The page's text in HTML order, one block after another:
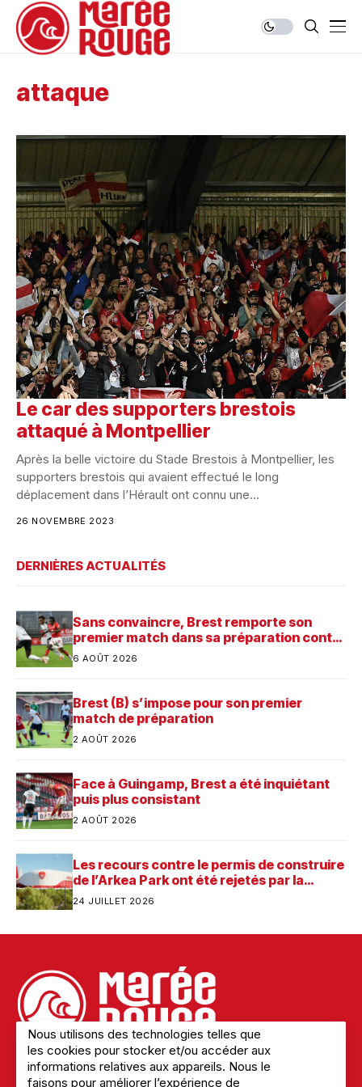
attaque
Le car des supporters brestois
attaqué à Montpellier
Après la belle victoire du Stade Brestois à Montpellier, les
supporters brestois qui avaient effectué le long
déplacement dans l’Hérault ont connu une...
26 NOVEMBRE 2023
DERNIÈRES ACTUALITÉS
Sans convaincre, Brest remporte son
premier match dans sa préparation contre
Saint-Brieuc
6 AOÛT 2026
Brest (B) s’impose pour son premier
match de préparation
2 AOÛT 2026
Face à Guingamp, Brest a été inquiétant
puis plus consistant
2 AOÛT 2026
Les recours contre le permis de construire
de l’Arkea Park ont été rejetés par la
justice. Quelle est désormais la prochaine
24 JUILLET 2026
Nous utilisons des technologies telles que
les cookies pour stocker et/ou accéder aux
informations relatives aux appareils. Nous le
faisons pour améliorer l’expérience de